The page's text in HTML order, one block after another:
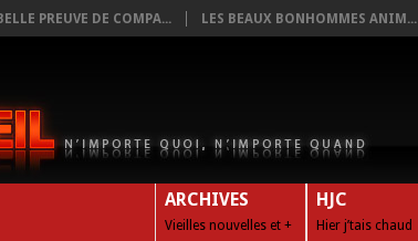
PREUVE DE COMPA... LES BEAUX BONHOMMES ANIM...
ARCHIVES
Vieilles nouvelles et +
HJC
Hier j’tais chaud